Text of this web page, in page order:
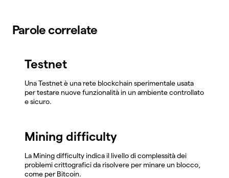
Parole correlate
Testnet
Una Testnet è una rete blockchain sperimentale usata
per testare nuove funzionalità in un ambiente controllato
e sicuro.
Mining difficulty
La Mining difficulty indica il livello di complessità dei
problemi crittografici da risolvere per minare un blocco,
come per Bitcoin.